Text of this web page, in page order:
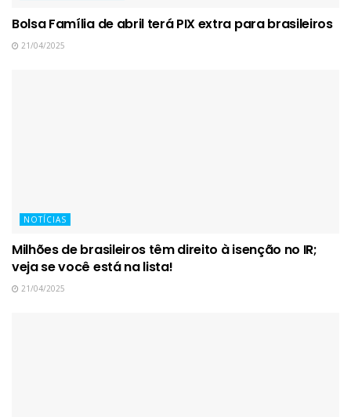
Bolsa Família de abril terá PIX extra para brasileiros
21/04/2025
NOTÍCIAS
Milhões de brasileiros têm direito à isenção no IR;
veja se você está na lista!
21/04/2025